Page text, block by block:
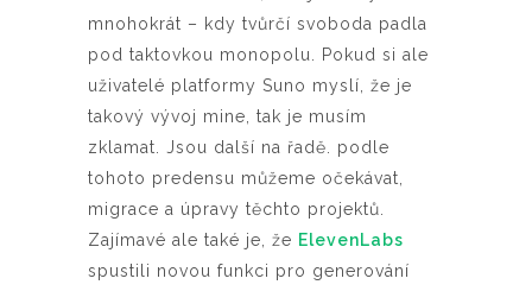
mnohokrát – kdy tvůrčí svoboda padla
pod taktovkou monopolu. Pokud si ale
uživatelé platformy Suno myslí, že je
takový vývoj mine, tak je musím
zklamat. Jsou další na řadě. podle
tohoto predensu můžeme očekávat,
migrace a úpravy těchto projektů.
Zajímavé ale také je, že ElevenLabs
spustili novou funkci pro generování